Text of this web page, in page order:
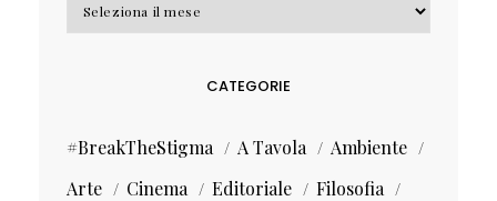
CATEGORIE
#BreakTheStigma A Tavola
Ambiente
Arte
Cinema Editoriale
Filosofia